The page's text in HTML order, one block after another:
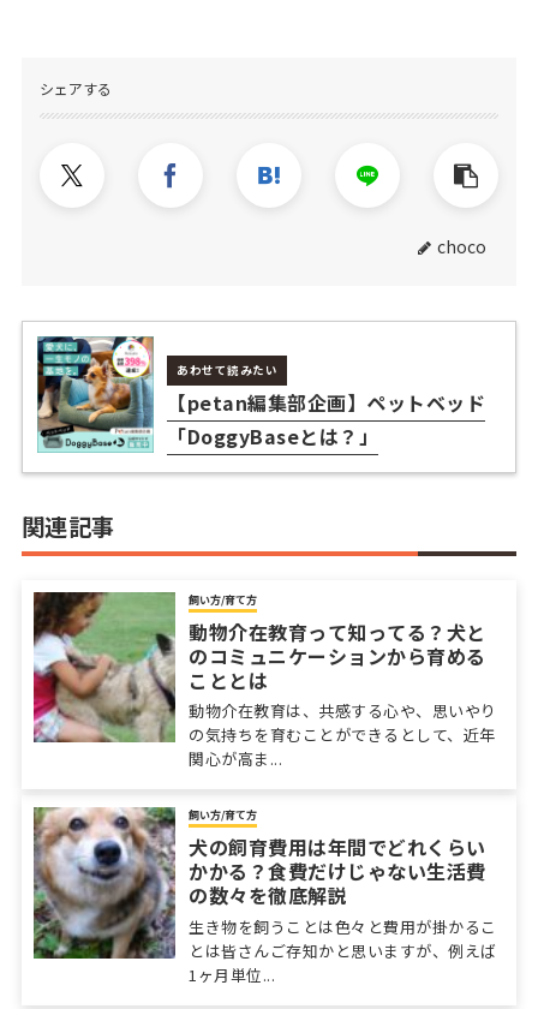
シェアする
choco
あわせて読みたい
【petan編集部企画】ペットベッド
「DoggyBaseとは？」
関連記事
飼い方/育て方
動物介在教育って知ってる？犬と
のコミュニケーションから育める
こととは
動物介在教育は、共感する心や、思いやり
の気持ちを育むことができるとして、近年
関心が高ま...
飼い方/育て方
犬の飼育費用は年間でどれくらい
かかる？食費だけじゃない生活費
の数々を徹底解説
生き物を飼うことは色々と費用が掛かるこ
とは皆さんご存知かと思いますが、例えば
1ヶ月単位...